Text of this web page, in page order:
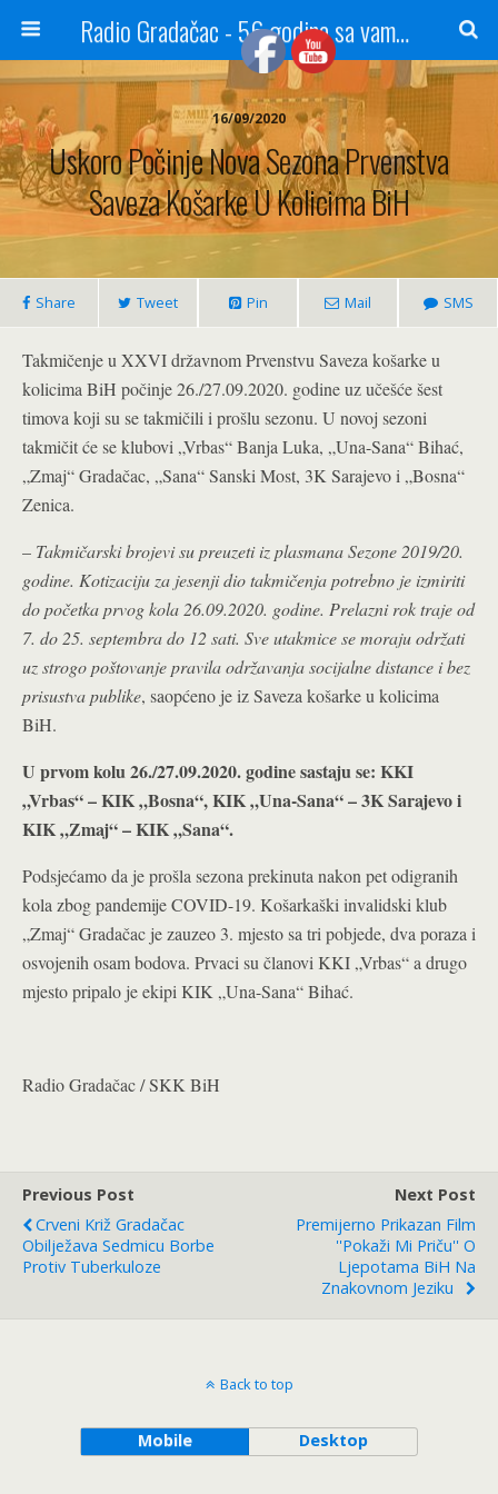
Radio Gradačac - 56 godina sa vama...
16/09/2020
Uskoro Počinje Nova Sezona Prvenstva
Saveza Košarke U Kolicima BiH
Share Tweet Pin Mail SMS
Takmičenje u XXVI državnom Prvenstvu Saveza košarke u
kolicima BiH počinje 26./27.09.2020. godine uz učešće šest
timova koji su se takmičili i prošlu sezonu. U novoj sezoni
takmičit će se klubovi „Vrbas“ Banja Luka, „Una-Sana“ Bihać,
„Zmaj“ Gradačac, „Sana“ Sanski Most, 3K Sarajevo i „Bosna“
Zenica.
– Takmičarski brojevi su preuzeti iz plasmana Sezone 2019/20.
godine. Kotizaciju za jesenji dio takmičenja potrebno je izmiriti
do početka prvog kola 26.09.2020. godine. Prelazni rok traje od
7. do 25. septembra do 12 sati. Sve utakmice se moraju održati
uz strogo poštovanje pravila održavanja socijalne distance i bez
prisustva publike, saopćeno je iz Saveza košarke u kolicima
BiH.
U prvom kolu 26./27.09.2020. godine sastaju se: KKI
„Vrbas“ – KIK „Bosna“, KIK „Una-Sana“ – 3K Sarajevo i
KIK „Zmaj“ – KIK „Sana“.
Podsjećamo da je prošla sezona prekinuta nakon pet odigranih
kola zbog pandemije COVID-19. Košarkaški invalidski klub
„Zmaj“ Gradačac je zauzeo 3. mjesto sa tri pobjede, dva poraza i
osvojenih osam bodova. Prvaci su članovi KKI „Vrbas“ a drugo
mjesto pripalo je ekipi KIK „Una-Sana“ Bihać.
Radio Gradačac / SKK BiH
Previous Post
Crveni Križ Gradačac
Obilježava Sedmicu Borbe
Protiv Tuberkuloze
Next Post
Premijerno Prikazan Film
''Pokaži Mi Priču'' O
Ljepotama BiH Na
Znakovnom Jeziku
Back to top
Mobile Desktop